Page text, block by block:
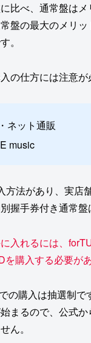
比べ、通常盤は
盤の最大のメリ
。
の仕方には注意が
ネット通販
music
方法があり、実店
握手券付き通常盤
入れるには、
を購入する必要が
の購入は抽選制で
まるので、公式
ん。